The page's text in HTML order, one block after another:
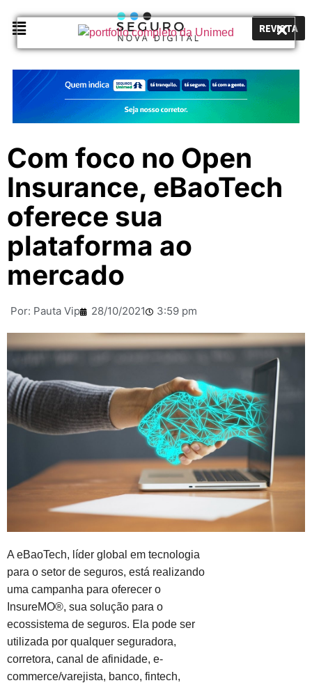
REVISTA
Com foco no Open
Insurance, eBaoTech
oferece sua
plataforma ao
mercado
Por: Pauta Vip 28/10/2021 3:59 pm
A eBaoTech, líder global em tecnologia
para o setor de seguros, está realizando
uma campanha para oferecer o
InsureMO®, sua solução para o
ecossistema de seguros. Ela pode ser
utilizada por qualquer seguradora,
corretora, canal de afinidade, e-
commerce/varejista, banco, fintech,